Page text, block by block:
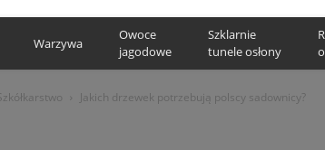
Warzywa
Owoce
jagodowe
Szklarnie
tunele osłony
Jakich drzewek potrzebują polscy sadownicy?